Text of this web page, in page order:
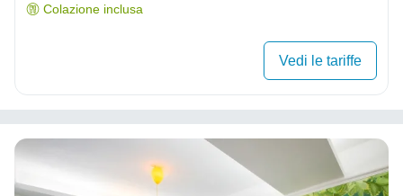
Colazione inclusa
Vedi le tariffe